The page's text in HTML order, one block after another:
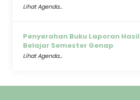
Lihat Agenda...
Penyerahan Buku Laporan Hasil
Belajar Semester Genap
Lihat Agenda...